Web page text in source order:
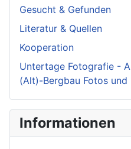
Gesucht & Gefunden
Literatur & Quellen
Kooperation
Untertage Fotografie -
(Alt)-Bergbau Fotos und
Informationen